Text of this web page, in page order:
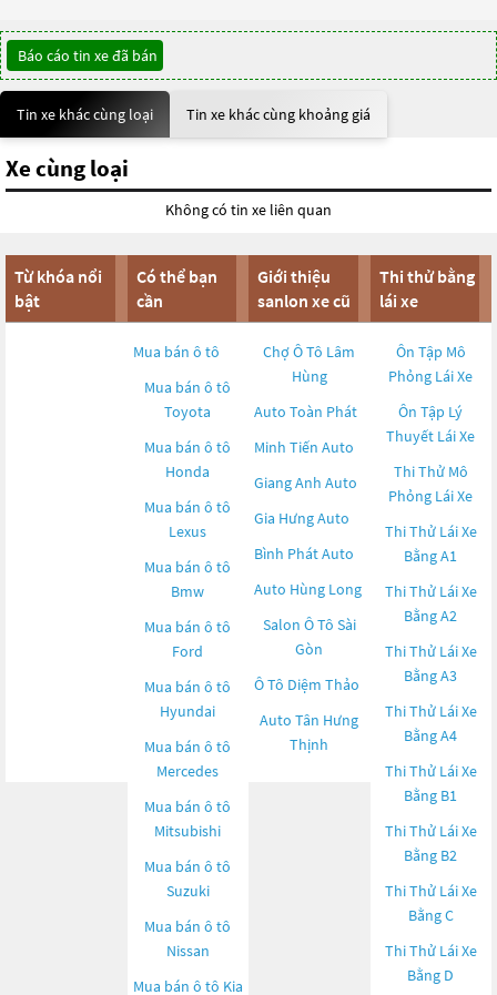
Báo cáo tin xe đã bán
Tin xe khác cùng loại Tin xe khác cùng khoảng giá
Xe cùng loại
Không có tin xe liên quan
Từ khóa nổi
bật
Có thể bạn
cần
Mua bán ô tô
Mua bán ô tô
Toyota
Mua bán ô tô
Honda
Mua bán ô tô
Lexus
Mua bán ô tô
Bmw
Mua bán ô tô
Ford
Mua bán ô tô
Hyundai
Mua bán ô tô
Mercedes
Mua bán ô tô
Mitsubishi
Mua bán ô tô
Suzuki
Mua bán ô tô
Nissan
Mua bán ô tô Kia
Giới thiệu
sanlon xe cũ
Chợ Ô Tô Lâm
Hùng
Auto Toàn Phát
Minh Tiến Auto
Giang Anh Auto
Gia Hưng Auto
Bình Phát Auto
Auto Hùng Long
Salon Ô Tô Sài
Gòn
Ô Tô Diệm Thảo
Auto Tân Hưng
Thịnh
Thi thử bằng
lái xe
Ôn Tập Mô
Phỏng Lái Xe
Ôn Tập Lý
Thuyết Lái Xe
Thi Thử Mô
Phỏng Lái Xe
Thi Thử Lái Xe
Bằng A1
Thi Thử Lái Xe
Bằng A2
Thi Thử Lái Xe
Bằng A3
Thi Thử Lái Xe
Bằng A4
Thi Thử Lái Xe
Bằng B1
Thi Thử Lái Xe
Bằng B2
Thi Thử Lái Xe
Bằng C
Thi Thử Lái Xe
Bằng D